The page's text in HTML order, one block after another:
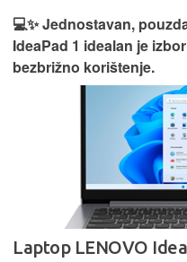
💻✨ Jednostavan,
IdeaPad 1 idealan je
bezbrižno korištenje.
Laptop LENOVO